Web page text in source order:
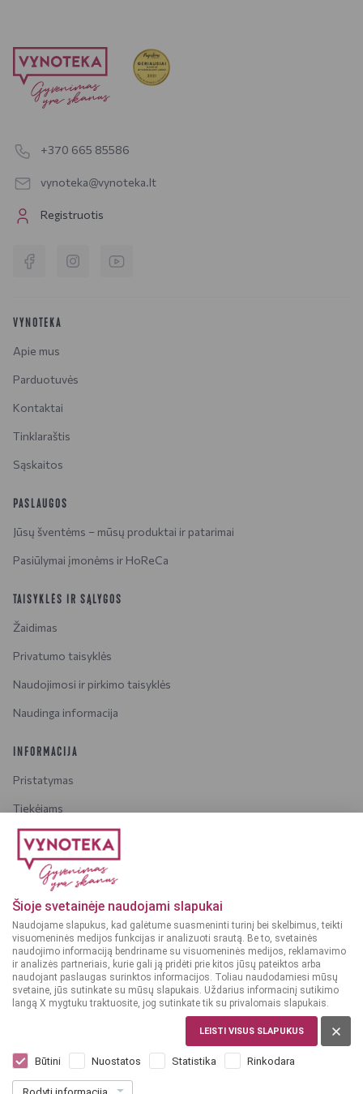
Šioje svetainėje naudojami slapukai
Naudojame slapukus, kad galėtume suasmeninti turinį bei skelbimus, teikti
visuomeninės medijos funkcijas ir analizuoti srautą. Be to, svetainės
naudojimo informaciją bendriname su visuomeninės medijos, reklamavimo
ir analizės partneriais, kurie gali ją pridėti prie kitos jūsų pateiktos arba
naudojant paslaugas surinktos informacijos. Toliau naudodamiesi mūsų
svetaine, jūs sutinkate su mūsų slapukais. Uždarius informacinį sutikimo
langą X mygtuku traktuosite, jog sutinkate tik su privalomais slapukais.
LEISTI VISUS SLAPUKUS
Būtini Nuostatos Statistika Rinkodara
+370 665 85586
vynoteka@vynoteka.lt
Registruotis
VYNOTEKA
Apie mus
Parduotuvės
Kontaktai
Tinklaraštis
Sąskaitos
PASLAUGOS
Jūsų šventėms – mūsų produktai ir patarimai
Pasiūlymai įmonėms ir HoReCa
TAISYKLĖS IR SĄLYGOS
Žaidimas
Privatumo taisyklės
Naudojimosi ir pirkimo taisyklės
Naudinga informacija
INFORMACIJA
Pristatymas
Tiekėjams
Karjera
Dažniausiai užduodami klausimai
Dėmesio!
Alkoholinius gėrimus gali įsigyti tik asmenys,
kuriems yra ne mažiau kaip 20 metų.